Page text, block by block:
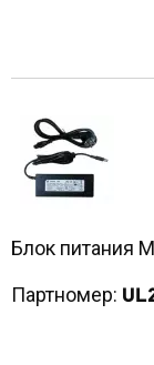
Блок питания
Партномер: